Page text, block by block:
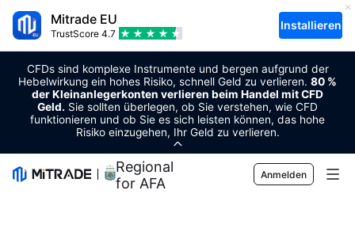
Mitrade EU
TrustScore 4.7
Installieren
CFDs sind komplexe Instrumente und bergen aufgrund der
Hebelwirkung ein hohes Risiko, schnell Geld zu verlieren. 80 %
der Kleinanlegerkonten verlieren beim Handel mit CFD
Geld. Sie sollten überlegen, ob Sie verstehen, wie CFD
funktionieren und ob Sie es sich leisten können, das hohe
Risiko einzugehen, Ihr Geld zu verlieren.
Regional Sponsor
for AFA
Anmelden